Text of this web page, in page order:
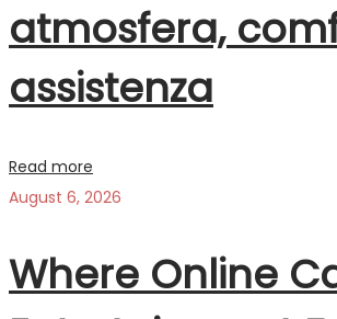
atmosfera,
assistenza
Read more
August 6, 2026
Where Online